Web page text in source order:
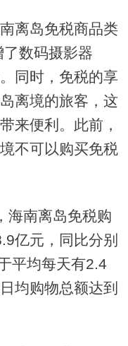
离岛免税商品类
数码摄影器
同时，免税的享
离境的旅客，这
来便利。此前，
不可以购买免税
南离岛免税购
亿元，同比分别
平均每天有2.4
均购物总额达到